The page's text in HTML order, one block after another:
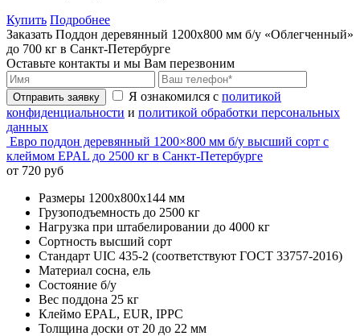
Купить Подробнее
Заказать Поддон деревянный 1200х800 мм б/у «Облегченный»
до 700 кг в Санкт-Петербурге
Оставьте контакты и мы Вам перезвоним
Отправить заявку Я ознакомился с политикой
конфиденциальности и политикой обработки персональных
данных
Евро поддон деревянный 1200×800 мм б/у высший сорт с
клеймом EPAL до 2500 кг в Санкт-Петербурге
от 720 руб
Размеры 1200х800х144 мм
Грузоподъемность до 2500 кг
Нагрузка при штабелировании до 4000 кг
Сортность высший сорт
Стандарт UIC 435-2 (соответствуют ГОСТ 33757-2016)
Материал сосна, ель
Состояние б/у
Вес поддона 25 кг
Клеймо EPAL, EUR, IPPC
Толщина доски от 20 до 22 мм